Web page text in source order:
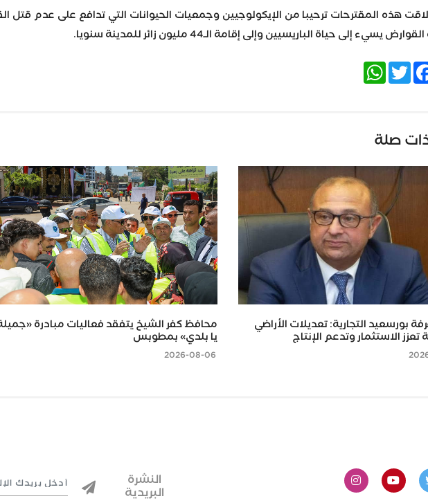
هذه المقترحات ترحيبا من الإيكولوجيين وجمعيات الحيوانات التي تدافع على عدم قتل
يسيء إلى حياة الباريسيين وإلى إقامة الـ44 مليون زائر للمدينة سنويا.
Twitter
WhatsApp
ذات صلة
بورسعيد التجارية: تعديلات الأراضي
تعزز الاستثمار وتدعم الإنتاج
محافظ كفر الشيخ يتفقد فعاليات مبادرة
يا بلدي» بمطوبس
النشرة
البريدية